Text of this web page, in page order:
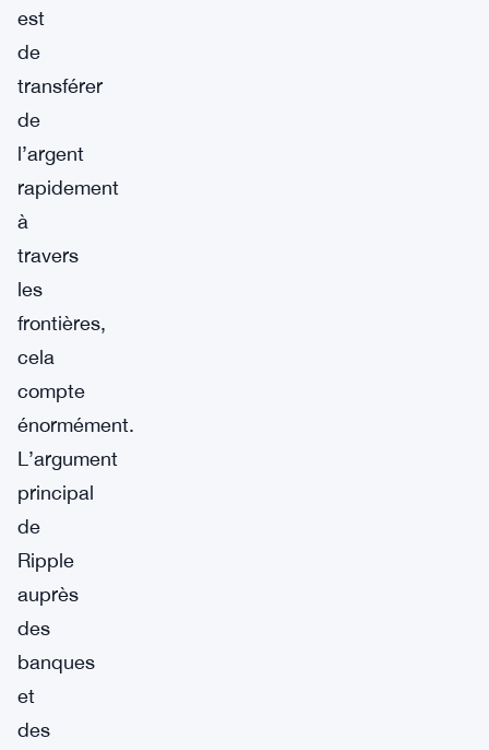
est
de
transférer
de
l’argent
rapidement
à
travers
les
frontières,
cela
compte
énormément.
L’argument
principal
de
Ripple
auprès
des
banques
et
des